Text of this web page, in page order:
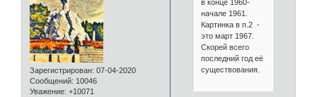
Зарегистрирован: 07-04-2020
Сообщений: 10046
Уважение: +10071
в конце 1960-
начале 1961.
Картинка в п.2 -
это март 1967.
Скорей всего
последний год её
существования.